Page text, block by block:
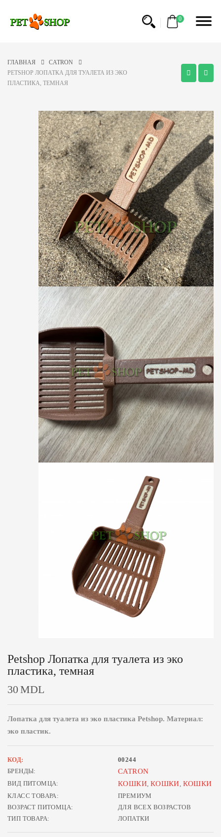
0
ГЛАВНАЯ
CATRON
PETSHOP ЛОПАТКА ДЛЯ ТУАЛЕТА ИЗ ЭКО
ПЛАСТИКА, ТЕМНАЯ
Petshop Лопатка для туалета из эко
пластика, темная
30 MDL
Лопатка для туалета из эко пластика Petshop. Материал:
эко пластик.
КОД:
00244
БРЕНДЫ:
CATRON
ВИД ПИТОМЦА: КОШКИ КОШКИ КОШКИ
КЛАСС ТОВАРА:
ПРЕМИУМ
ВОЗРАСТ ПИТОМЦА:
ДЛЯ ВСЕХ ВОЗРАСТОВ
ТИП ТОВАРА:
ЛОПАТКИ